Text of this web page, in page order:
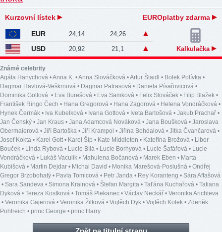
Kurzovní lístek EUROplatby zdarma
EUR 24,14 24,26
USD 20,92 21,1 Kalkulačka
Známé celebrity
Agáta Hanychová •Anna K. •Anna Slováčková •Artur Štaidl • Bolek Polívka •
Dagmar Havlová-Veškrnová • Dagmar Patrasová • Daniela Písařovicová •
Dominika Gottová • Eva Burešová • Eva Samková • Felix Slováček • Filip Blažek •
František Ringo Čech • Hana Gregorová • Hana Zagorová • Helena Vondráčková •
Hynek Čermák • Iva Kubelková • Ivana Gottová • Iveta Bartošová • Jakub Prachař •
Jan Čenský • Jan Kraus • Jana Adamcová Nováková • Jana Boušková • Jaroslava
Obermaierová • Jiří Bartoška • Jiří Krampol • Jiřina Bohdalová • Jitka Čvančarová •
Josef Kokta • Karel Gott• Karel Šíp • Kate Middleton • Kateřina Brožová • Libor
Bouček • Linda Rybová • Lucie Bílá • Lucie Borhyová • Lucie Šafářová • Lucie
Vondráčková • Lukáš Vaculík • Mahulena Bočanová • Marek Eben • Marta
Kubišová • Martin Dejdar • Michal David • Monika Marešová-Poslušná • Ondřej
Gregor Brzobohatý • Pavla Tomicová • Petr Janda • Rey Koranteng • Sára Affašová
• Sara Sandeva • Simona Krainová • Štefan Margita • Taťána Kuchařová • Tatiana
Dyková • Tereza Kostková • Tomáš Plekanec • Václav Neckář • Veronika Arichteva
• Veronika Gajerová • Veronika Žilková • Vojtěch Dyk • Vojtěch Kotek • Zdeněk
Pohlreich • princ George • princ Harry